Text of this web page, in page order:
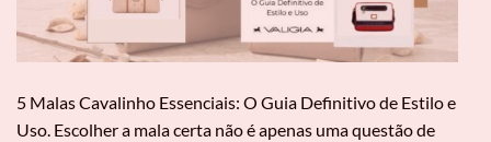
5 Malas Cavalinho Essenciais: O Guia Definitivo de Estilo e
Uso. Escolher a mala certa não é apenas uma questão de